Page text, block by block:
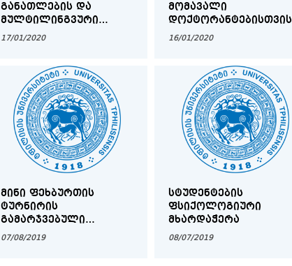
ᲒᲐᲜᲐᲗᲚᲔᲑᲘᲡ ᲓᲐ
ᲛᲣᲚᲢᲘᲚᲘᲜᲒᲕᲣᲠᲘ
ᲒᲐᲜᲐᲗᲚᲔᲑᲘᲡ
ᲞᲠᲝᲒᲠᲐᲛᲔᲑᲘᲡ
ᲡᲢᲣᲓᲔᲜᲢᲗᲐ
ᲡᲐᲧᲣᲠᲐᲓᲦᲔᲑᲝᲓ!
17/01/2020
ᲛᲝᲛᲐᲕᲐᲚᲘ
ᲓᲝᲥᲢᲝᲠᲐᲜᲢᲔᲑᲘᲡᲗᲕᲘᲡ
16/01/2020
ᲛᲘᲜᲘ ᲤᲔᲮᲑᲣᲠᲗᲘᲡ
ᲢᲣᲠᲜᲘᲠᲘᲡ
ᲒᲐᲛᲐᲠᲯᲕᲔᲑᲣᲚᲘ
ᲤᲡᲘᲥᲝᲚᲝᲒᲘᲘᲡᲐ ᲓᲐ
07/08/2019
ᲡᲢᲣᲓᲔᲜᲢᲔᲑᲘᲡ
ᲤᲡᲘᲥᲝᲚᲝᲒᲘᲣᲠᲘ
ᲛᲮᲐᲠᲓᲐᲭᲔᲠᲐ
08/07/2019